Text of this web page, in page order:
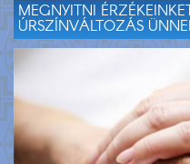
MEGNYITNI
ÚRSZÍNVÁLTOZÁS